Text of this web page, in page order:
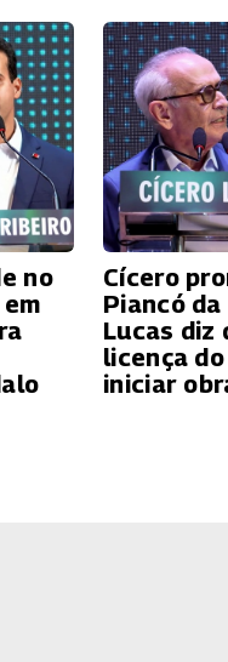
no
Cícero
Piancó
Lucas diz
licença do
iniciar